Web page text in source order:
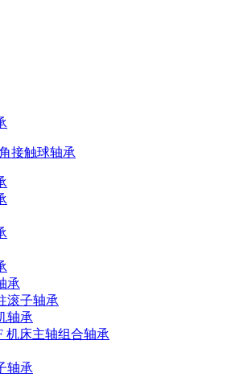
接触球轴承
承
滚子轴承
轴承
机床主轴组合轴承
轴承